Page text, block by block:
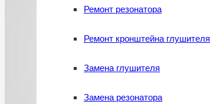
Ремонт резонатора
Ремонт кронштейна глушителя
Замена глушителя
Замена резонатора